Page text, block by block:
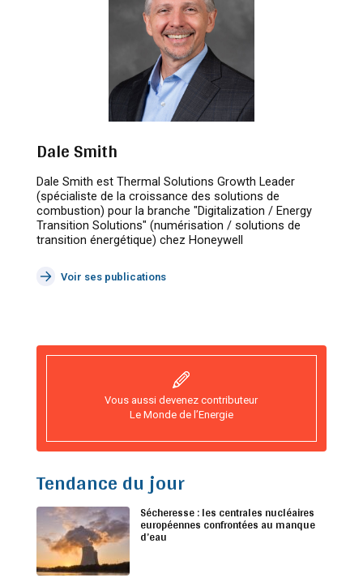
Dale Smith
Dale Smith est Thermal Solutions Growth Leader
(spécialiste de la croissance des solutions de
combustion) pour la branche "Digitalization / Energy
Transition Solutions" (numérisation / solutions de
transition énergétique) chez Honeywell
Voir ses publications
Vous aussi devenez contributeur
Le Monde de l’Energie
Tendance du jour
Sécheresse : les centrales nucléaires
européennes confrontées au manque
d’eau